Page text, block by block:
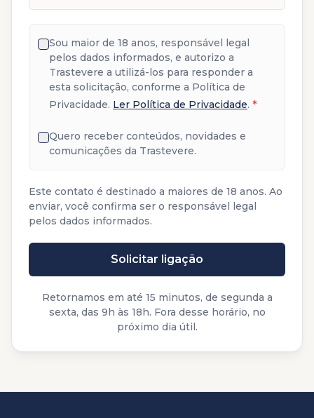
Sou maior de 18 anos, responsável legal
pelos dados informados, e autorizo a
Trastevere a utilizá-los para responder a
esta solicitação, conforme a Política de
Privacidade. Ler Política de Privacidade. *
Quero receber conteúdos, novidades e
comunicações da Trastevere.
Este contato é destinado a maiores de 18 anos. Ao
enviar, você confirma ser o responsável legal
pelos dados informados.
Solicitar ligação
Retornamos em até 15 minutos, de segunda a
sexta, das 9h às 18h. Fora desse horário, no
próximo dia útil.